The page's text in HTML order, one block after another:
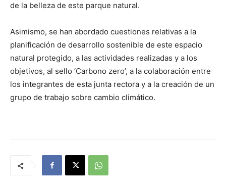
de la belleza de este parque natural.
Asimismo, se han abordado cuestiones relativas a la
planificación de desarrollo sostenible de este espacio
natural protegido, a las actividades realizadas y a los
objetivos, al sello ‘Carbono zero’, a la colaboración entre
los integrantes de esta junta rectora y a la creación de un
grupo de trabajo sobre cambio climático.